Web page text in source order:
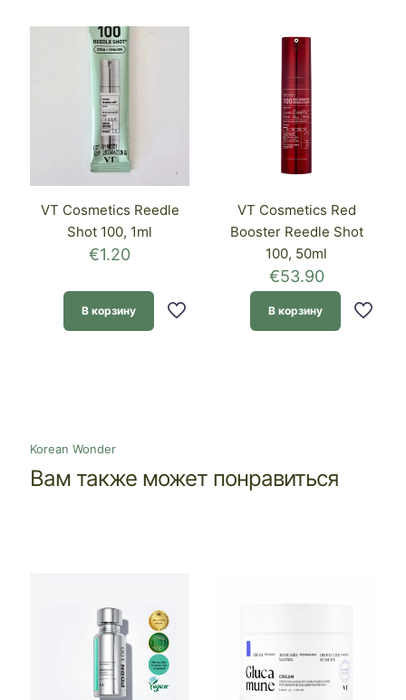
VT Cosmetics Reedle
Shot 100, 1ml
€1.20
В корзину
VT Cosmetics Red
Booster Reedle Shot
100, 50ml
€53.90
В корзину
Korean Wonder
Вам также может понравиться